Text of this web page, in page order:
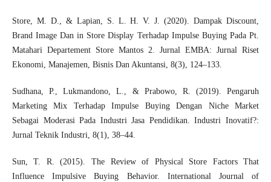
Store, M. D., & Lapian, S. L. H. V. J. (2020). Dampak Discount,
Brand Image Dan in Store Display Terhadap Impulse Buying Pada Pt.
Matahari Departement Store Mantos 2. Jurnal EMBA: Jurnal Riset
Ekonomi, Manajemen, Bisnis Dan Akuntansi, 8(3), 124–133.
Sudhana, P., Lukmandono, L., & Prabowo, R. (2019). Pengaruh
Marketing Mix Terhadap Impulse Buying Dengan Niche Market
Sebagai Moderasi Pada Industri Jasa Pendidikan. Industri Inovatif?:
Jurnal Teknik Industri, 8(1), 38–44.
Sun, T. R. (2015). The Review of Physical Store Factors That
Influence Impulsive Buying Behavior. International Journal of